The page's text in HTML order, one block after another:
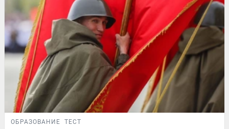
ОБРАЗОВАНИЕ ТЕСТ